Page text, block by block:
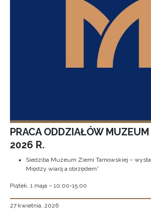
PRACA ODDZIAŁÓW
2026 R.
Siedziba Muzeum Ziemi Tarnowskiej –
Między wiarą a obrzędem”
Piątek, 1 maja – 10:00-15:00
27 kwietnia, 2026